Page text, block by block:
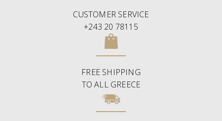
CUSTOMER SERVICE
+243 20 78115
FREE SHIPPING
TO ALL GREECE